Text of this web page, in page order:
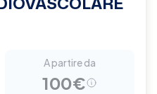
A partire da
100€